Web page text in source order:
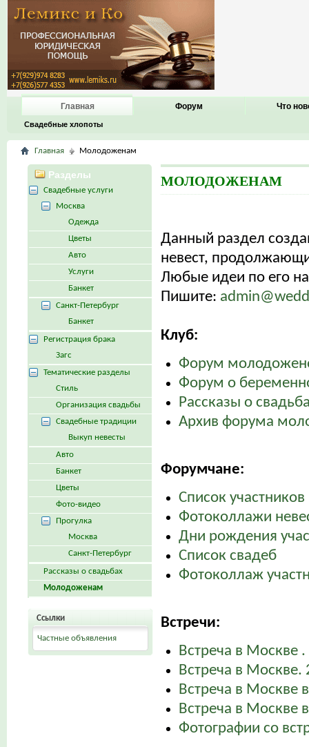
Главная
Свадебные хлопоты
Форум Что
Главная Молодоженам
МОЛОДОЖЕНАМ
Данный раздел
невест,
Любые идеи по его
Пишите:
Клуб:
Форум
Форум о
Рассказы о
Архив форума
Форумчане:
Список
Фотоколлажи
Дни рождения
Список свадеб
Фотоколлаж
Встречи:
Встреча в Москве
Встреча в Москве.
Встреча в Москве
Встреча в Москве
Фотографии со
Разделы
Свадебные услуги
Москва
Одежда
Цветы
Авто
Услуги
Банкет
Санкт-Петербург
Банкет
Регистрация брака
Загс
Тематические разделы
Стиль
Организация свадьбы
Свадебные традиции
Выкуп невесты
Авто
Банкет
Цветы
Фото-видео
Прогулка
Москва
Санкт-Петербург
Рассказы о свадьбах
Молодоженам
Ссылки
Частные объявления